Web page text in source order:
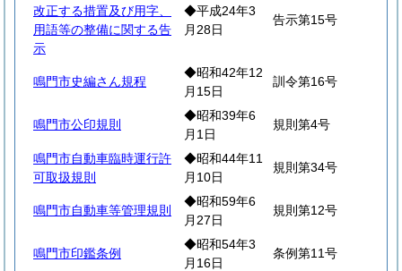
改正する措置及び用字、
用語等の整備に関する告
示
◆平成24年3
月28日
告示第15号
鳴門市史編さん規程
◆昭和42年12
月15日
訓令第16号
鳴門市公印規則
◆昭和39年6
月1日
規則第4号
鳴門市自動車臨時運行許
可取扱規則
◆昭和44年11
月10日
規則第34号
鳴門市自動車等管理規則
◆昭和59年6
月27日
規則第12号
鳴門市印鑑条例
◆昭和54年3
月16日
条例第11号